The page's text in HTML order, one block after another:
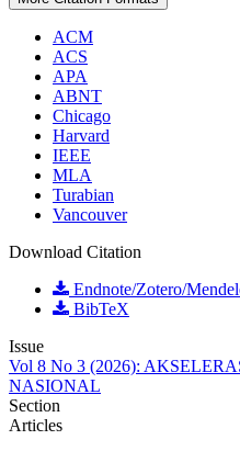
ACM
ACS
APA
ABNT
Chicago
Harvard
IEEE
MLA
Turabian
Vancouver
Download Citation
Endnote/Zotero/
BibTeX
Issue
Vol 8 No 3 (2026):
NASIONAL
Section
Articles